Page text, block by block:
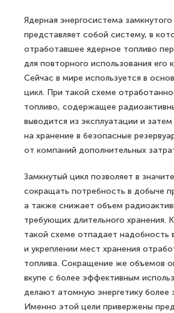
Ядерная энергосистема замкнутого
представляет собой систему, в
отработавшее ядерное топливо
для повторного использования его
Сейчас в мире используется в
цикл. При такой схеме
топливо, содержащее
выводится из эксплуатации и затем
на хранение в безопасные
от компаний дополнительных
Замкнутый цикл позволяет в
сокращать потребность в добыче
а также снижает объем
требующих длительного хранения.
такой схеме отпадает надобность
и укреплении мест хранения
топлива. Сокращение же объемов
вкупе с более эффективным
делают атомную энергетику более
Именно этой цели привержены